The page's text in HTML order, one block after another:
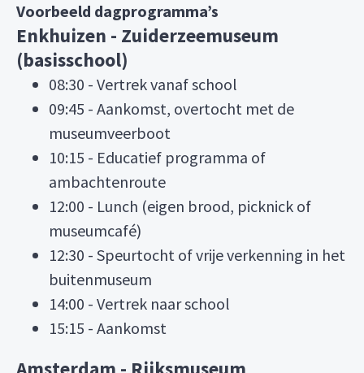
Voorbeeld dagprogramma’s
Enkhuizen - Zuiderzeemuseum
(basisschool)
08:30 - Vertrek vanaf school
09:45 - Aankomst, overtocht met de
museumveerboot
10:15 - Educatief programma of
ambachtenroute
12:00 - Lunch (eigen brood, picknick of
museumcafé)
12:30 - Speurtocht of vrije verkenning in het
buitenmuseum
14:00 - Vertrek naar school
15:15 - Aankomst